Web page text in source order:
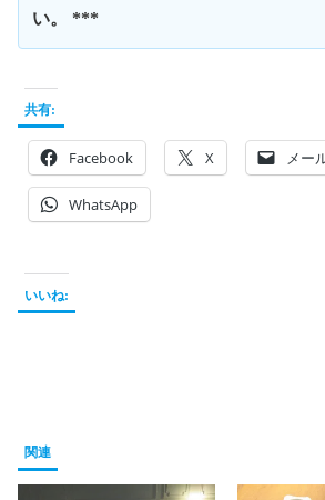
い。 ***
共有:
Facebook X メー
WhatsApp
いいね:
関連